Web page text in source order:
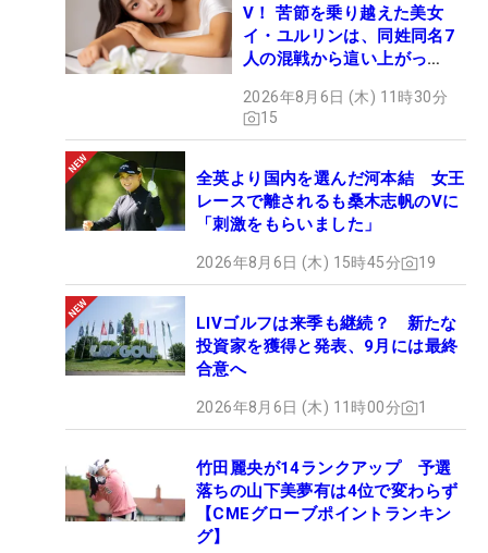
V！ 苦節を乗り越えた美女
イ・ユルリンは、同姓同名7
人の混戦から這い上がっ
2026年8月6日 (木) 11時30分
15
全英より国内を選んだ河本結 女王
レースで離されるも桑木志帆のVに
「刺激をもらいました」
2026年8月6日 (木) 15時45分 19
LIVゴルフは来季も継続？ 新たな
投資家を獲得と発表、9月には最終
合意へ
2026年8月6日 (木) 11時00分 1
竹田麗央が14ランクアップ 予選
落ちの山下美夢有は4位で変わらず
【CMEグローブポイントランキン
グ】